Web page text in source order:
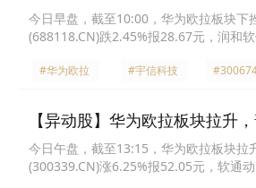
今日早盘，截至10:00，华为欧拉板块
(688118.CN)跌2.45%报28.67元，润和
#华为欧拉 #宇信科技
【异动股】华为欧拉板块拉升
今日午盘，截至13:15，华为欧拉板块
(300339.CN)涨6.25%报52.05元，软通